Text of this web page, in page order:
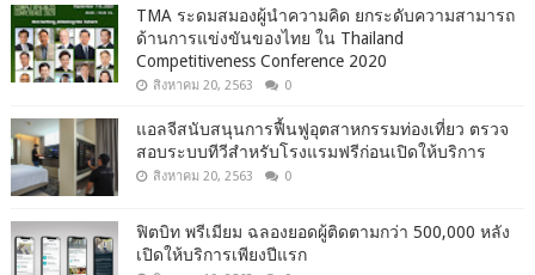
TMA ระดมสมองผู้นำความคิด ยกระดับความสามารถ
ด้านการแข่งขันของไทย ใน Thailand
Competitiveness Conference 2020
สิงหาคม 20, 2563 0
แอลจีสนับสนุนการฟื้นฟูอุตสาหกรรมท่องเที่ยว ตรวจ
สอบระบบทีวีสำหรับโรงแรมฟรีก่อนเปิดให้บริการ
สิงหาคม 20, 2563 0
ฟิตบิท พรีเมียม ฉลองยอดผู้ติดตามกว่า 500,000 หลัง
เปิดให้บริการเพียงปีแรก